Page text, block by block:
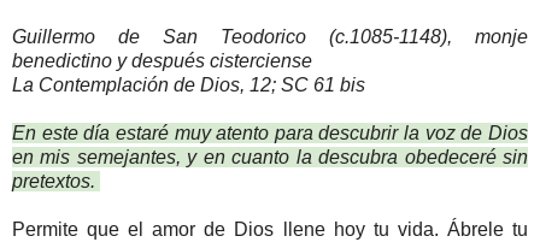
Guillermo de San Teodorico (c.1085-1148), monje
benedictino y después cisterciense
La Contemplación de Dios, 12; SC 61 bis
En este día estaré muy atento para descubrir la voz de Dios
en mis semejantes, y en cuanto la descubra obedeceré sin
pretextos.
Permite que el amor de Dios llene hoy tu vida. Ábrele tu